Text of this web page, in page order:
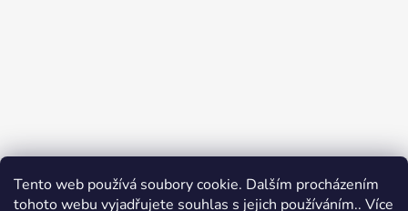
Tento web používá soubory cookie. Dalším procházením
tohoto webu vyjadřujete souhlas s jejich používáním.. Více
Přijímáme online platby